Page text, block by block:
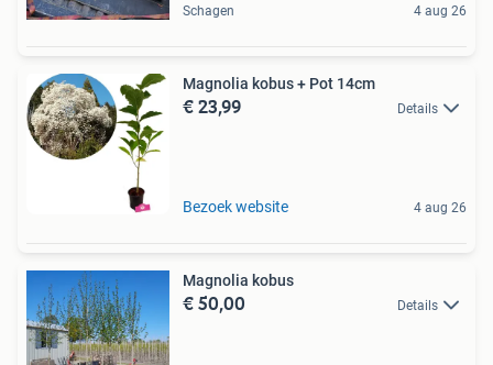
Schagen 4 aug 26
Magnolia kobus + Pot 14cm
€ 23,99 Details
Bezoek website 4 aug 26
Magnolia kobus
€ 50,00 Details